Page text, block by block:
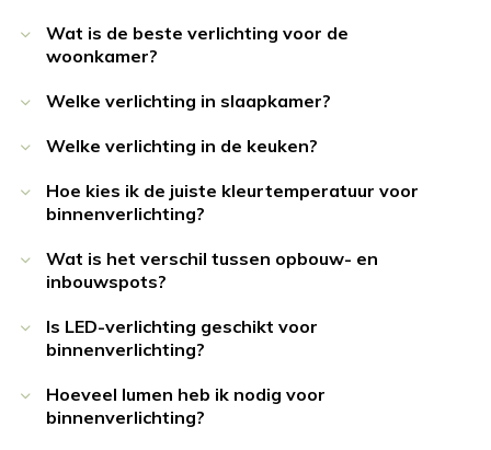
Wat is de beste verlichting voor de
woonkamer?
Welke verlichting in slaapkamer?
Welke verlichting in de keuken?
Hoe kies ik de juiste kleurtemperatuur voor
binnenverlichting?
Wat is het verschil tussen opbouw- en
inbouwspots?
Is LED-verlichting geschikt voor
binnenverlichting?
Hoeveel lumen heb ik nodig voor
binnenverlichting?